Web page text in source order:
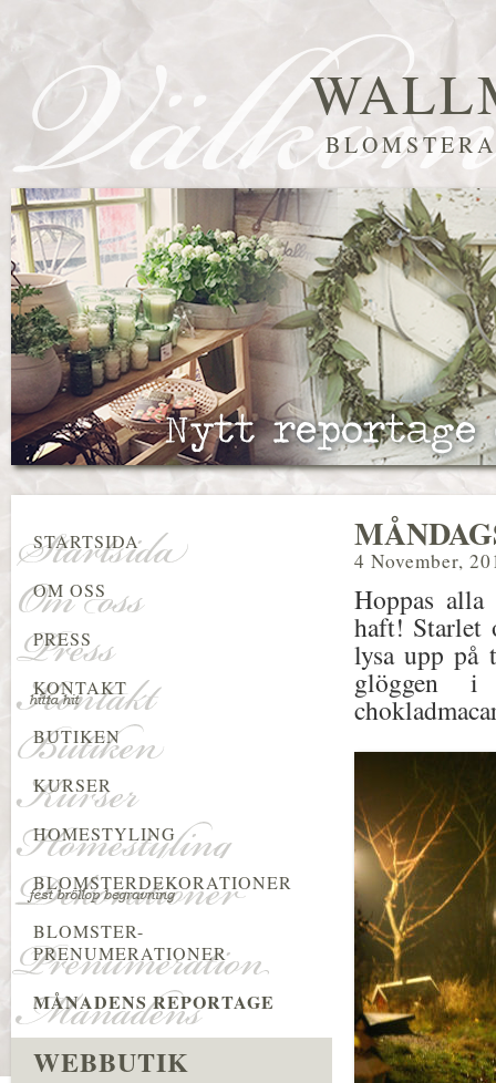
4 November,
Hoppas
haft! Starlet
lysa upp på
glöggen i
STARTSIDA
OM OSS
PRESS
KONTAKT
BUTIKEN
KURSER
HOMESTYLING
BLOMSTERDEKORATIONER
BLOMSTER-
PRENUMERATIONER
MÅNADENS REPORTAGE
WEBBUTIK